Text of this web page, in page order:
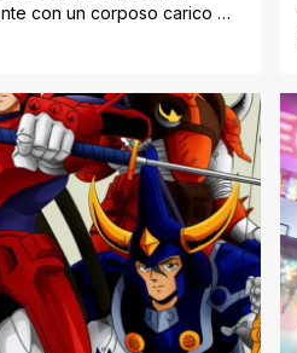
con un corposo carico di
attese sequenze
i [']